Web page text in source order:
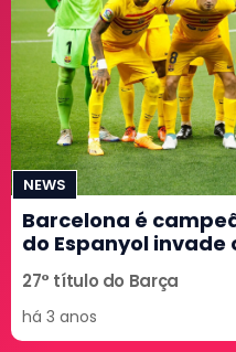
NEWS
Barcelona é
do Espanyol invade
27° título do Barça
há 3 anos